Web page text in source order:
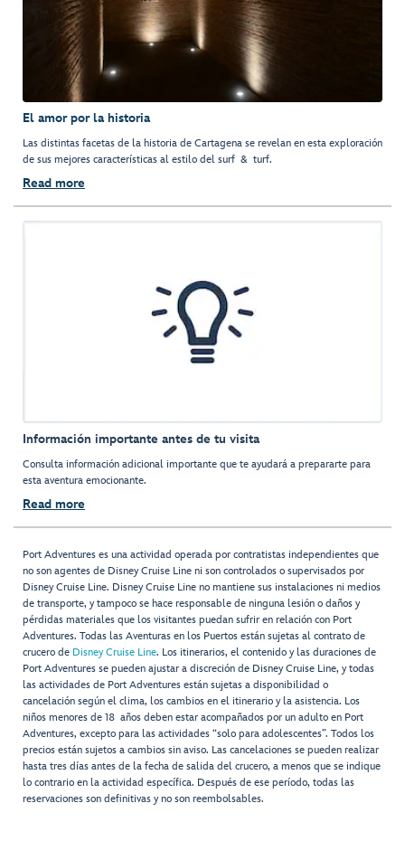
El amor por la historia
Las distintas facetas de la historia de Cartagena se revelan en esta exploración
de sus mejores características al estilo del surf & turf.
Read more
Información importante antes de tu visita
Consulta información adicional importante que te ayudará a prepararte para
esta aventura emocionante.
Read more
Port Adventures es una actividad operada por contratistas independientes que
no son agentes de Disney Cruise Line ni son controlados o supervisados por
Disney Cruise Line. Disney Cruise Line no mantiene sus instalaciones ni medios
de transporte, y tampoco se hace responsable de ninguna lesión o daños y
pérdidas materiales que los visitantes puedan sufrir en relación con Port
Adventures. Todas las Aventuras en los Puertos están sujetas al contrato de
crucero de Disney Cruise Line. Los itinerarios, el contenido y las duraciones de
Port Adventures se pueden ajustar a discreción de Disney Cruise Line, y todas
las actividades de Port Adventures están sujetas a disponibilidad o
cancelación según el clima, los cambios en el itinerario y la asistencia. Los
niños menores de 18 años deben estar acompañados por un adulto en Port
Adventures, excepto para las actividades “solo para adolescentes”. Todos los
precios están sujetos a cambios sin aviso. Las cancelaciones se pueden realizar
hasta tres días antes de la fecha de salida del crucero, a menos que se indique
lo contrario en la actividad específica. Después de ese período, todas las
reservaciones son definitivas y no son reembolsables.